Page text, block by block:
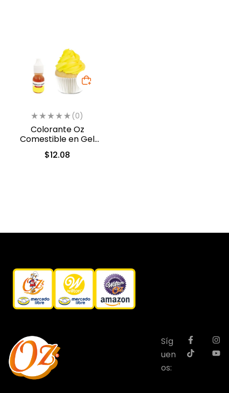
(0)
Colorante Oz
Comestible en Gel
Amarillo Limon 10ml
(553)
$12.08
Síg
uen
os: